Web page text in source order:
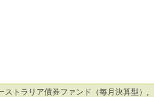
トラリア債券ファンド（毎月決算型） ,